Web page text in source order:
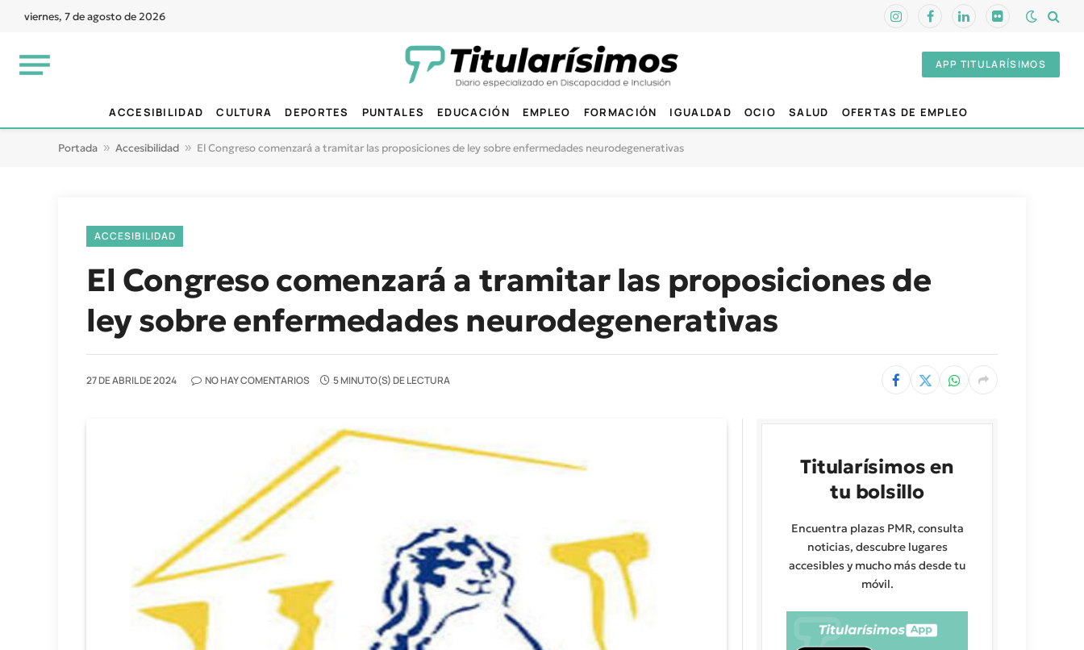
viernes, 7 de agosto de 2026 InstagramFacebookLinkedInFlickr
APP TITULARÍSIMOS
ACCESIBILIDAD CULTURA DEPORTES PUNTALES EDUCACIÓN EMPLEO FORMACIÓN IGUALDAD OCIO SALUD OFERTAS DE EMPLEO
Portada » Accesibilidad » El Congreso comenzará a tramitar las proposiciones de ley sobre enfermedades neurodegenerativas
ACCESIBILIDAD
El Congreso comenzará a tramitar las proposiciones de
ley sobre enfermedades neurodegenerativas
27 DE ABRIL DE 2024 NO HAY COMENTARIOS 5 MINUTO(S) DE LECTURA
Titularísimos en
tu bolsillo
Encuentra plazas PMR, consulta
noticias, descubre lugares
accesibles y mucho más desde tu
móvil.